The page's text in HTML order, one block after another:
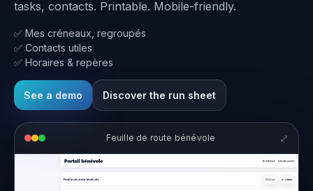
tasks, contacts. Printable. Mobile-friendly.
✅ Mes créneaux, regroupés
✅ Contacts utiles
✅ Horaires & repères
See a demo Discover the run sheet
Feuille de route bénévole ⤢